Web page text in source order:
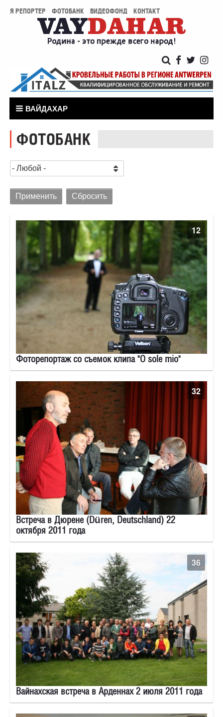
Я РЕПОРТЕР ФОТОБАНК ВИДЕОФОНД КОНТАКТ
ВАЙДАХАР
ФОТОБАНК
Фоторепортаж со съемок клипа "O sole mio"
12
Встреча в Дюрене (Düren, Deutschland) 22
октября 2011 года
32
Вайнахская встреча в Арденнах 2 июля 2011 года
36